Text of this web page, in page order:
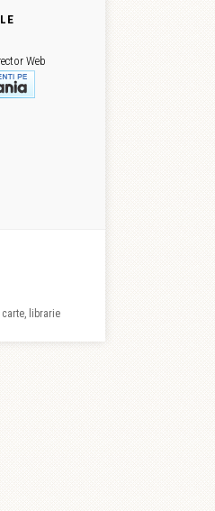
Web
librarie